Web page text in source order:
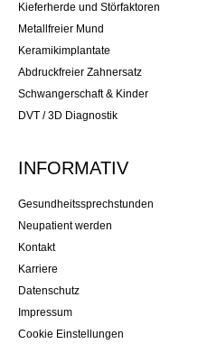
Kieferherde und Störfaktoren
Metallfreier Mund
Keramikimplantate
Abdruckfreier Zahnersatz
Schwangerschaft & Kinder
DVT / 3D Diagnostik
INFORMATIV
Gesundheitssprechstunden
Neupatient werden
Kontakt
Karriere
Datenschutz
Impressum
Cookie Einstellungen